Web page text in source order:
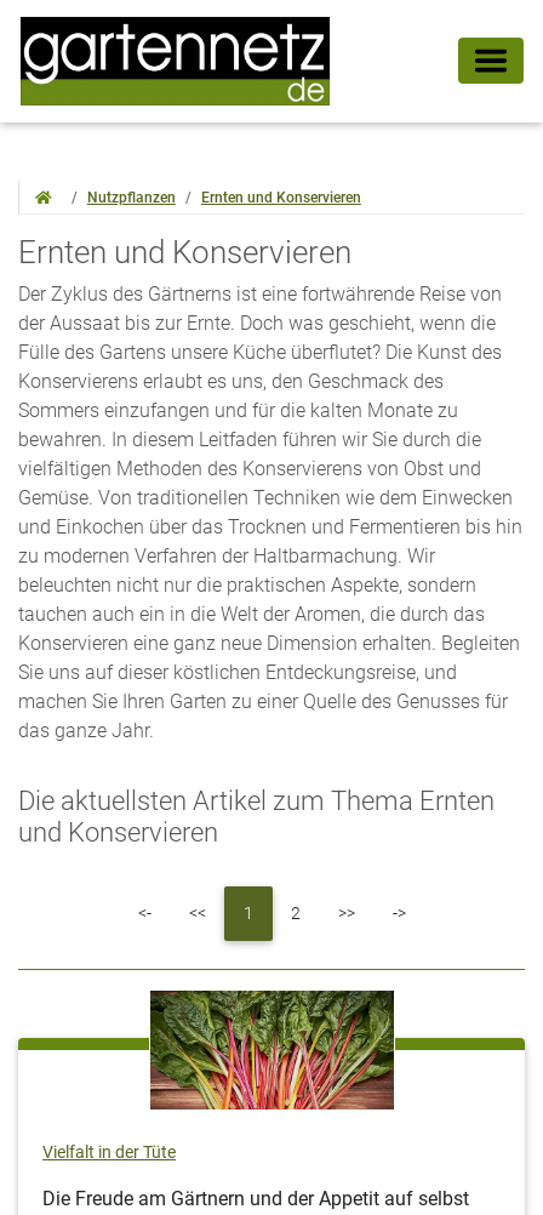
Nutzpflanzen Ernten und Konservieren
Ernten und Konservieren
Der Zyklus des Gärtnerns ist eine fortwährende Reise von
der Aussaat bis zur Ernte. Doch was geschieht, wenn die
Fülle des Gartens unsere Küche überflutet? Die Kunst des
Konservierens erlaubt es uns, den Geschmack des
Sommers einzufangen und für die kalten Monate zu
bewahren. In diesem Leitfaden führen wir Sie durch die
vielfältigen Methoden des Konservierens von Obst und
Gemüse. Von traditionellen Techniken wie dem Einwecken
und Einkochen über das Trocknen und Fermentieren bis hin
zu modernen Verfahren der Haltbarmachung. Wir
beleuchten nicht nur die praktischen Aspekte, sondern
tauchen auch ein in die Welt der Aromen, die durch das
Konservieren eine ganz neue Dimension erhalten. Begleiten
Sie uns auf dieser köstlichen Entdeckungsreise, und
machen Sie Ihren Garten zu einer Quelle des Genusses für
das ganze Jahr.
Die aktuellsten Artikel zum Thema Ernten
und Konservieren
<-First <<Previous
1 2 >>Next ->Last
Vielfalt in der Tüte
Die Freude am Gärtnern und der Appetit auf selbst